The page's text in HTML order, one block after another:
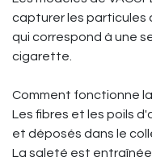
capturer les particules
qui correspond à une
cigarette.
Comment fonctionne
Les fibres et les poils
et déposés dans le
La saleté est